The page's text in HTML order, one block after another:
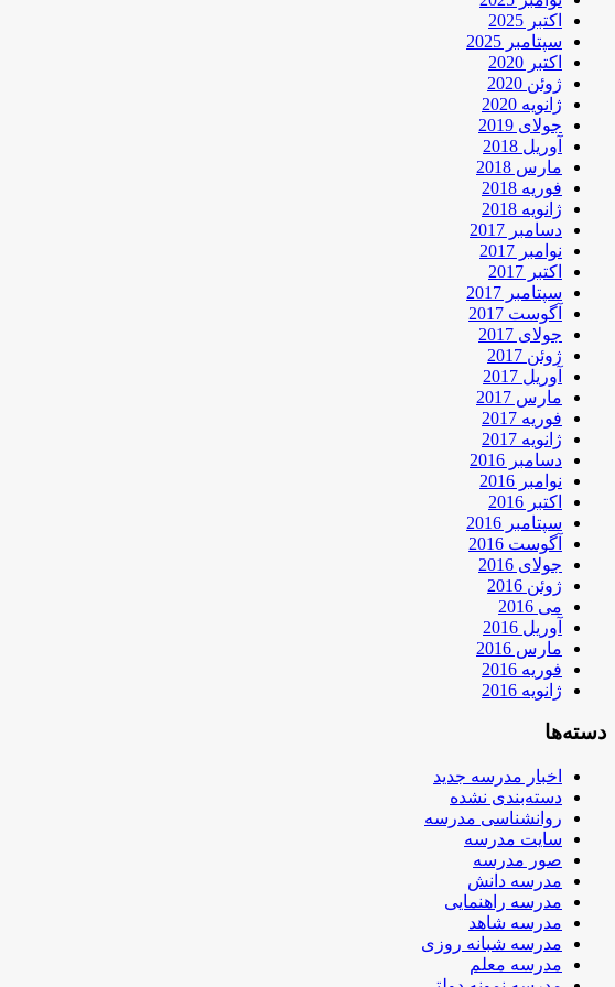
اکتبر 2025
سپتامبر 2025
اکتبر 2020
ژوئن 2020
ژانویه 2020
جولای 2019
آوریل 2018
مارس 2018
فوریه 2018
ژانویه 2018
دسامبر 2017
نوامبر 2017
اکتبر 2017
سپتامبر 2017
آگوست 2017
جولای 2017
ژوئن 2017
آوریل 2017
مارس 2017
فوریه 2017
ژانویه 2017
دسامبر 2016
نوامبر 2016
اکتبر 2016
سپتامبر 2016
آگوست 2016
جولای 2016
ژوئن 2016
می 2016
آوریل 2016
مارس 2016
فوریه 2016
ژانویه 2016
دسته‌ها
اخبار مدرسه جدید
دسته‌بندی نشده
روانشناسی مدرسه
سایت مدرسه
صور مدرسه
مدرسه دانش
مدرسه راهنمایی
مدرسه شاهد
مدرسه شبانه روزی
مدرسه معلم